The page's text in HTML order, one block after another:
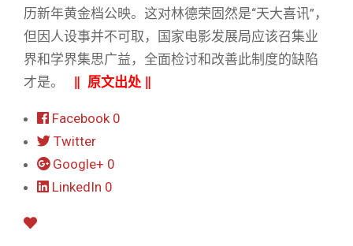
历新年黄金档公映。这对林德荣固然是“天大喜讯”，
但因人设事并不可取，国家电影发展局应该召集业
界和学界集思广益，全面检讨和改善此制度的缺陷
才是。
原文出处‖
Facebook 0
Twitter
Google+ 0
LinkedIn 0